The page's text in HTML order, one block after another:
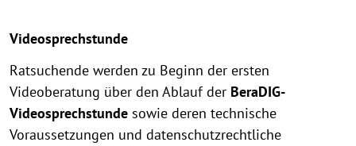
Videosprechstunde
Ratsuchende werden zu Beginn der ersten
Videoberatung über den Ablauf der BeraDIG-
Videosprechstunde sowie deren technische
Voraussetzungen und datenschutzrechtliche